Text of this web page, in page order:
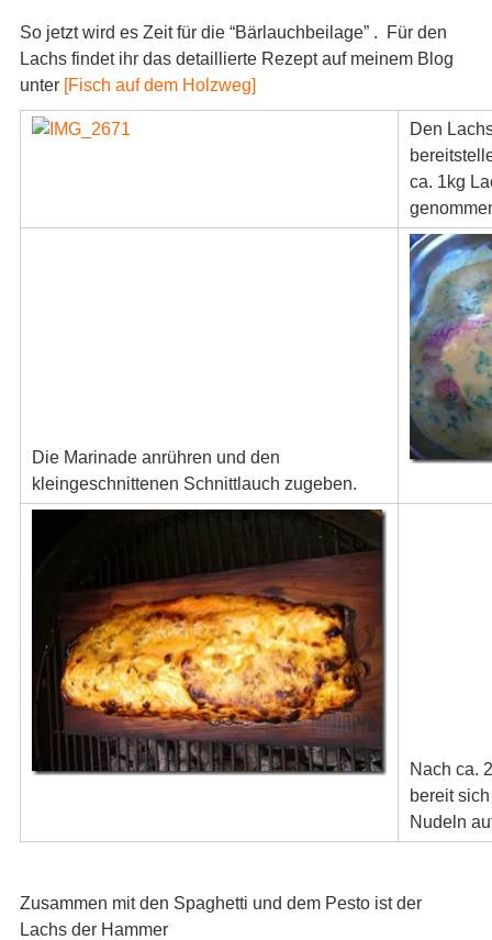
So jetzt wird es Zeit für die “Bärlauchbeilage” . Für den
Lachs findet ihr das detaillierte Rezept auf meinem Blog
unter [Fisch auf dem Holzweg]
Den
ca. 1kg
Die Marinade anrühren und den
kleingeschnittenen Schnittlauch zugeben.
Nach ca.
bereit
Nudeln
Zusammen mit den Spaghetti und dem Pesto ist der
Lachs der Hammer